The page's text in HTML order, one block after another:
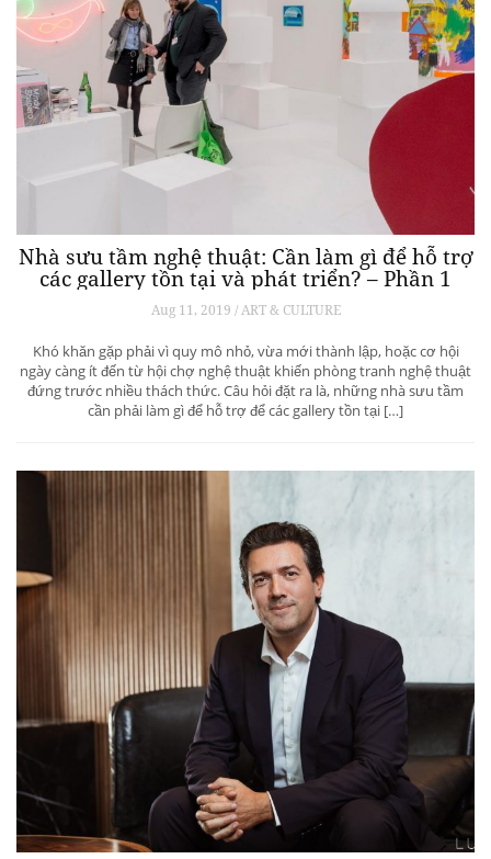
Nhà sưu tầm nghệ thuật: Cần làm gì để hỗ trợ
các gallery tồn tại và phát triển? – Phần 1
Aug 11, 2019 / ART & CULTURE
Khó khăn gặp phải vì quy mô nhỏ, vừa mới thành lập, hoặc cơ hội
ngày càng ít đến từ hội chợ nghệ thuật khiến phòng tranh nghệ thuật
đứng trước nhiều thách thức. Câu hỏi đặt ra là, những nhà sưu tầm
cần phải làm gì để hỗ trợ để các gallery tồn tại […]